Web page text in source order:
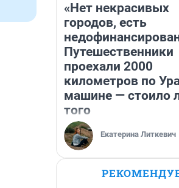
«Нет некрасивых
городов, есть
Путешественники
проехали 2000
километров по
машине — стоило
того
Екатерина Литкевич